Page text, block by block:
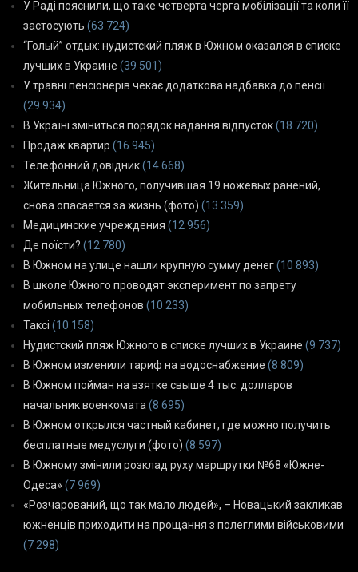
У Раді пояснили, що таке четверта черга мобілізації та коли її
застосують (63 724)
“Голый” отдых: нудистский пляж в Южном оказался в списке
лучших в Украине (39 501)
У травні пенсіонерів чекає додаткова надбавка до пенсії
(29 934)
В Україні зміниться порядок надання відпусток(18 720)
Продаж квартир (16 945)
Телефонний довідник(14 668)
Жительница Южного, получившая 19 ножевых ранений,
снова опасается за жизнь (фото) (13 359)
Медицинские учреждения (12 956)
Де поїсти? (12 780)
В Южном на улице нашли крупную сумму денег(10 893)
В школе Южного проводят эксперимент по запрету
мобильных телефонов (10 233)
Таксі (10 158)
Нудистский пляж Южного в списке лучших в Украине (9 737)
В Южном изменили тариф на водоснабжение (8 809)
В Южном пойман на взятке свыше 4 тыс. долларов
начальник военкомата (8 695)
В Южном открылся частный кабинет, где можно получить
бесплатные медуслуги (фото) (8 597)
В Южному змінили розклад руху маршрутки №68 «Южне-
Одеса» (7 969)
«Розчарований, що так мало людей», – Новацький закликав
южненців приходити на прощання з полеглими військовими
(7 298)